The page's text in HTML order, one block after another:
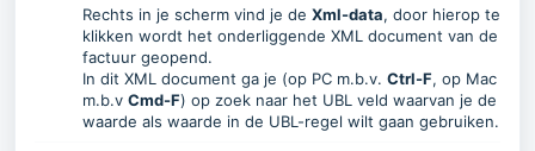
Rechts in je scherm vind je de Xml-data, door hierop te
klikken wordt het onderliggende XML document van de
factuur geopend.
In dit XML document ga je (op PC m.b.v. Ctrl-F, op Mac
m.b.v Cmd-F) op zoek naar het UBL veld waarvan je de
waarde als waarde in de UBL-regel wilt gaan gebruiken.